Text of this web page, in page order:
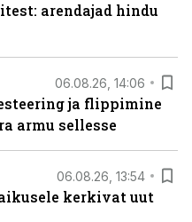
arendajad hindu
06.08.26, 14:06
ja flippimine
armu sellesse
06.08.26, 13:54
kerkivat uut